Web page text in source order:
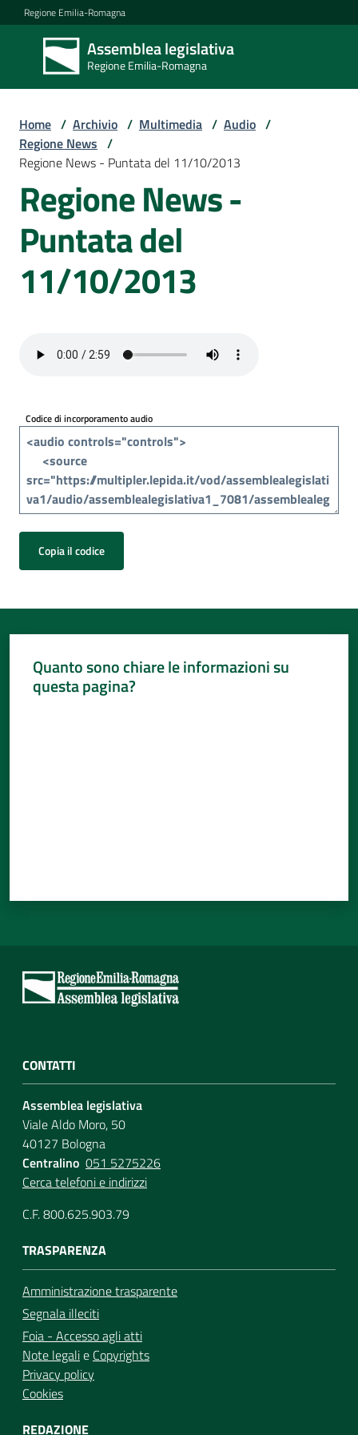
Vai al contenuto
Vai alla navigazione
Vai al footer
Regione Emilia-Romagna
Assemblea legislativa
Regione Emilia-Romagna
Assemblea
legislativa
Regione Emilia-
Assemblea
Attività
Argomenti
Per
Per
cittadini
Home / Archivio / Multimedia / Audio /
Regione News /
Regione News - Puntata del 11/10/2013
Regione News -
Puntata del
11/10/2013
Codice di incorporamento audio
Copia il codice
Quanto sono chiare le informazioni su
questa pagina?
CONTATTI
Assemblea legislativa
Viale Aldo Moro, 50
40127 Bologna
Centralino 051 5275226
Cerca telefoni e indirizzi
C.F. 800.625.903.79
TRASPARENZA
Amministrazione trasparente
Segnala illeciti
Foia - Accesso agli atti
Note legalie Copyrights
Privacy policy
Cookies
REDAZIONE